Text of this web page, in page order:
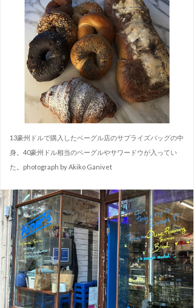
13豪州ドルで購入したベーグル店のサプライズバッグの中
身。40豪州ドル相当のベーグルやサワードウが入ってい
た。photograph by Akiko Ganivet